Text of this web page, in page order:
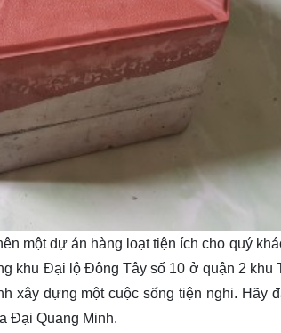
một dự án hàng loạt tiện ích cho quý
khu Đại lộ Đông Tây số 10 ở quận 2 khu
xây dựng một cuộc sống tiện nghi. Hãy
Đại Quang Minh.